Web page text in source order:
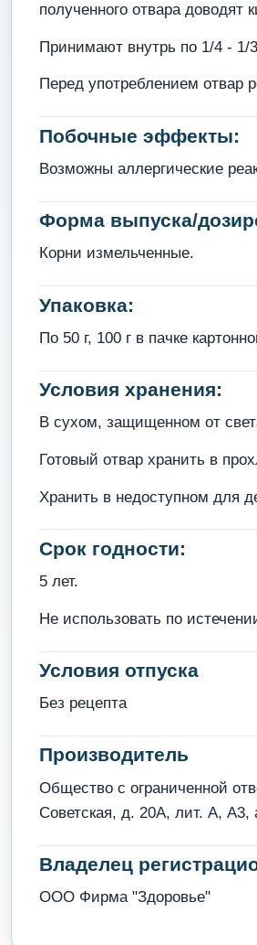
полученного отвара доводят
Принимают внутрь по 1/4 - 1/
Перед употреблением отвар
Побочные эффекты:
Возможны аллергические
Форма выпуска/
Корни измельченные.
Упаковка:
По 50 г, 100 г в пачке
Условия хранения:
В сухом, защищенном от
Готовый отвар хранить в
Хранить в недоступном для
Срок годности:
5 лет.
Не использовать по
Условия отпуска
Без рецепта
Производитель
Общество с ограниченной
Советская, д. 20А, лит. А, А3,
Владелец
ООО Фирма "Здоровье"